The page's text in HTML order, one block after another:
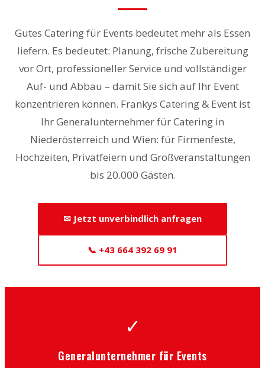
Gutes Catering für Events bedeutet mehr als Essen
liefern. Es bedeutet: Planung, frische Zubereitung
vor Ort, professioneller Service und vollständiger
Auf- und Abbau – damit Sie sich auf Ihr Event
konzentrieren können. Frankys Catering & Event ist
Ihr Generalunternehmer für Catering in
Niederösterreich und Wien: für Firmenfeste,
Hochzeiten, Privatfeiern und Großveranstaltungen
bis 20.000 Gästen.
✉ Jetzt unverbindlich anfragen
📞 +43 664 392 69 91
✓
Generalunternehmer für Events